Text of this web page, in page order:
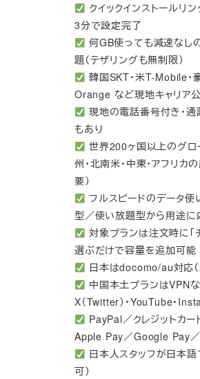
クイックインストールリ
3分で設定完了
何GB使っても減速なし
題（テザリングも無制限）
韓国SKT・米T-Mobile・
Orange など現地キャリア
現地の電話番号付き・
もあり
世界200ヶ国以上のグロ
州・北南米・中東・アフリカ
要）
フルスピードのデータ使
型／使い放題型から用途に
対象プランは注文時に「
選ぶだけで容量を追加可能
日本はdocomo/au対応（
中国本土プランはVPN
X（Twitter）・YouTube・
PayPal／クレジットカー
Apple Pay／Google Pay
日本人スタッフが日本
可）